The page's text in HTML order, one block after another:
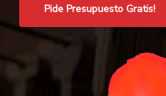
Pide Presupuesto Gratis!